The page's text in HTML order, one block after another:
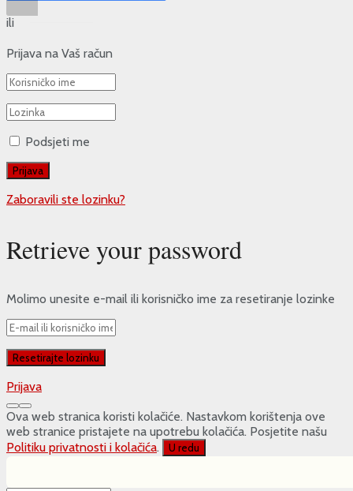
ili
Prijava na Vaš račun
Podsjeti me
Zaboravili ste lozinku?
Retrieve your password
Molimo unesite e-mail ili korisničko ime za resetiranje lozinke
Prijava
Ova web stranica koristi kolačiće. Nastavkom korištenja ove
web stranice pristajete na upotrebu kolačića. Posjetite našu
Politiku privatnosti i kolačića. U redu